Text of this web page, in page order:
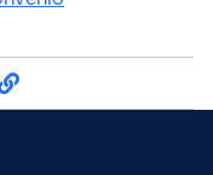
por Facebook
por Twitter
por
Compartilhe por
link para Copiar